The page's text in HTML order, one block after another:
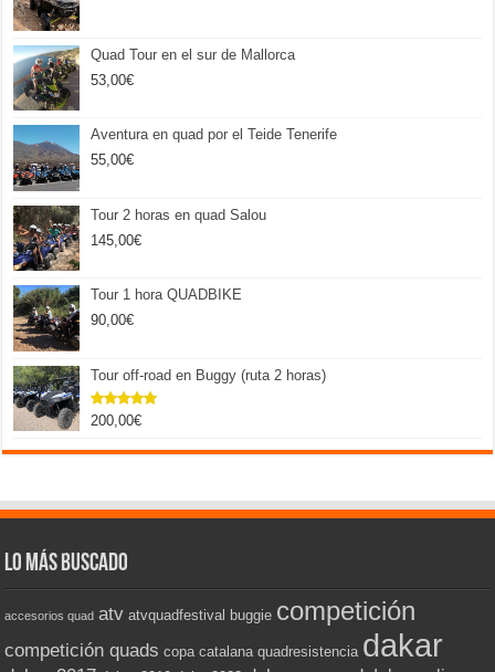
Quad Tour en el sur de Mallorca
53,00€
Aventura en quad por el Teide Tenerife
55,00€
Tour 2 horas en quad Salou
145,00€
Tour 1 hora QUADBIKE
90,00€
Tour off-road en Buggy (ruta 2 horas)
Valorado
de 5
200,00€
Lo más buscado
accesorios quad atv atvquadfestival buggie competición
competición quads copa catalana quadresistencia dakar